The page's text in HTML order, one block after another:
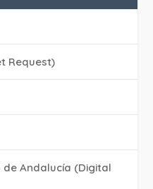
Request)
Andalucía (Digital